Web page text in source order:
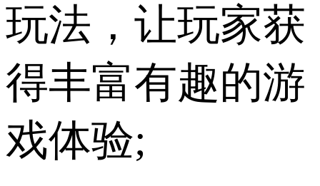
玩法，让玩家获
得丰富有趣的游
戏体验;